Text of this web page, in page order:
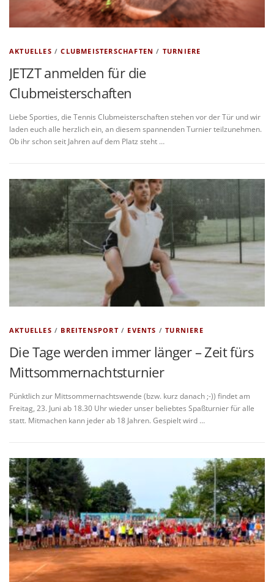
AKTUELLES /CLUBMEISTERSCHAFTEN / TURNIERE
JETZT anmelden für die
Clubmeisterschaften
Liebe Sporties, die Tennis Clubmeisterschaften stehen vor der Tür und wir
laden euch alle herzlich ein, an diesem spannenden Turnier teilzunehmen.
Ob ihr schon seit Jahren auf dem Platz steht …
AKTUELLES / BREITENSPORT/ EVENTS /TURNIERE
Die Tage werden immer länger – Zeit fürs
Mittsommernachtsturnier
Pünktlich zur Mittsommernachtswende (bzw. kurz danach ;-)) findet am
Freitag, 23. Juni ab 18.30 Uhr wieder unser beliebtes Spaßturnier für alle
statt. Mitmachen kann jeder ab 18 Jahren. Gespielt wird …